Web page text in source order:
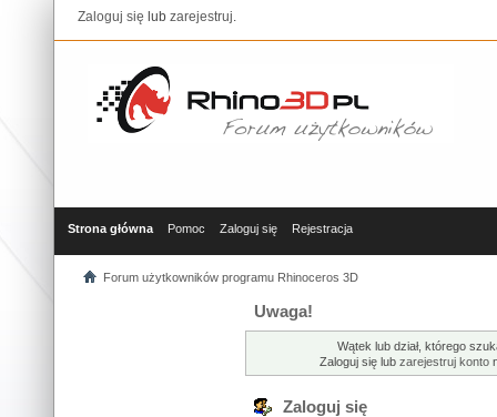
Zaloguj się lub zarejestruj.
Strona główna Pomoc Zaloguj się Rejestracja
Forum użytkowników programu Rhinoceros 3D
Uwaga!
Wątek lub dział, którego
Zaloguj się lub zarejestruj konto
Zaloguj się